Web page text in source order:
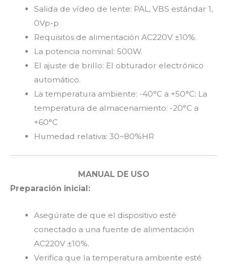
Salida de vídeo de lente: PAL, VBS estándar 1,
0Vp-p
Requisitos de alimentación AC220V ±10%.
La potencia nominal: 500W.
El ajuste de brillo: El obturador electrónico
automático.
La temperatura ambiente: -40°C a +50°C; La
temperatura de almacenamiento: -20°C a
+60°C
Humedad relativa: 30~80%HR
MANUAL DE USO
Preparación inicial:
Asegúrate de que el dispositivo esté
conectado a una fuente de alimentación
AC220V ±10%.
Verifica que la temperatura ambiente esté